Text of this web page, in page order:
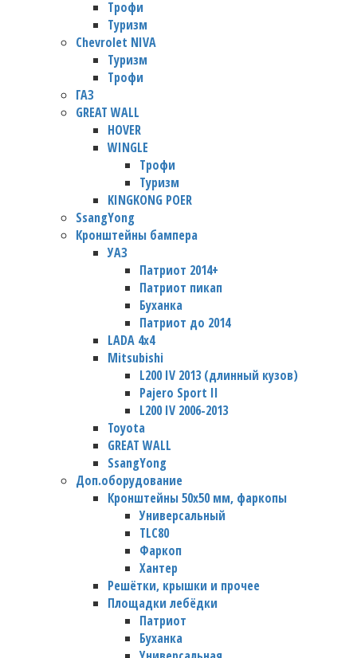
Трофи
Туризм
Chevrolet NIVA
Туризм
Трофи
ГАЗ
GREAT WALL
HOVER
WINGLE
Трофи
Туризм
KINGKONG POER
SsangYong
Кронштейны бампера
УАЗ
Патриот 2014+
Патриот пикап
Буханка
Патриот до 2014
LADA 4x4
Mitsubishi
L200 IV 2013 (длинный кузов)
Pajero Sport II
L200 IV 2006-2013
Toyota
GREAT WALL
SsangYong
Доп.оборудование
Кронштейны 50х50 мм, фаркопы
Универсальный
TLC80
Фаркоп
Хантер
Решётки, крышки и прочее
Площадки лебёдки
Патриот
Буханка